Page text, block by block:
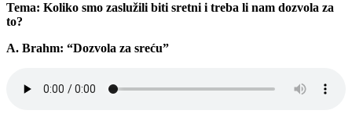
Tema: Koliko smo zaslužili biti sretni i treba li nam dozvola za
to?
A. Brahm: “Dozvola za sreću”